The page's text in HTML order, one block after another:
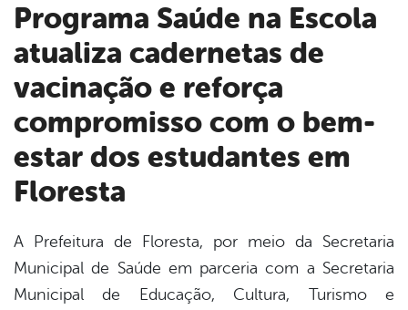
Programa Saúde na Escola
atualiza cadernetas de
vacinação e reforça
compromisso com o bem-
estar dos estudantes em
Floresta
A Prefeitura de Floresta, por meio da Secretaria
Municipal de Saúde em parceria com a Secretaria
Municipal de Educação, Cultura, Turismo e